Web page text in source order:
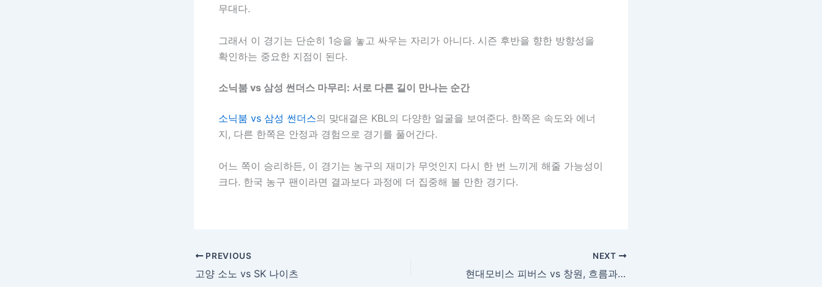
무대다.
그래서 이 경기는 단순히 1승을 놓고 싸우는 자리가 아니다. 시즌 후반을 향한 방향성을
확인하는 중요한 지점이 된다.
소닉붐 vs 삼성 썬더스 마무리: 서로 다른 길이 만나는 순간
소닉붐 vs 삼성 썬더스의 맞대결은 KBL의 다양한 얼굴을 보여준다. 한쪽은 속도와 에너
지, 다른 한쪽은 안정과 경험으로 경기를 풀어간다.
어느 쪽이 승리하든, 이 경기는 농구의 재미가 무엇인지 다시 한 번 느끼게 해줄 가능성이
크다. 한국 농구 팬이라면 결과보다 과정에 더 집중해 볼 만한 경기다.
PREVIOUS
고양 소노 vs SK 나이츠
NEXT
현대모비스 피버스 vs 창원, 흐름과 집중력이 맞서는 KBL 승부